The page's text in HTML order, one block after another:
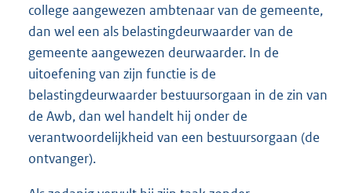
college aangewezen ambtenaar van de gemeente,
dan wel een als belastingdeurwaarder van de
gemeente aangewezen deurwaarder. In de
uitoefening van zijn functie is de
belastingdeurwaarder bestuursorgaan in de zin van
de Awb, dan wel handelt hij onder de
verantwoordelijkheid van een bestuursorgaan (de
ontvanger).